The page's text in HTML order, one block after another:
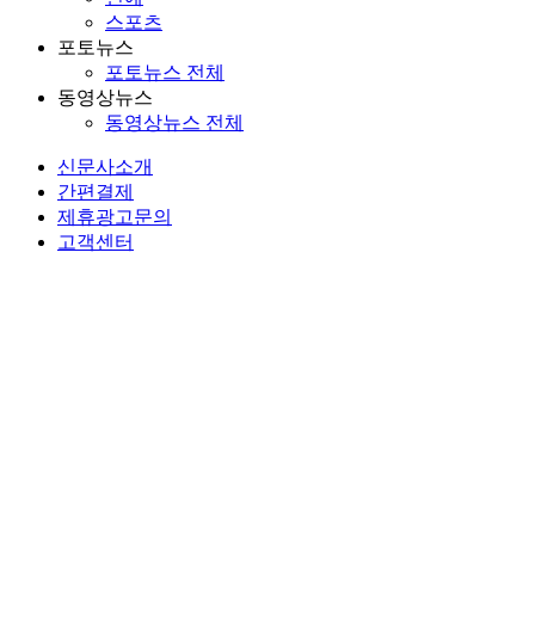
스포츠
포토뉴스
포토뉴스 전체
동영상뉴스
동영상뉴스 전체
신문사소개
간편결제
제휴광고문의
고객센터